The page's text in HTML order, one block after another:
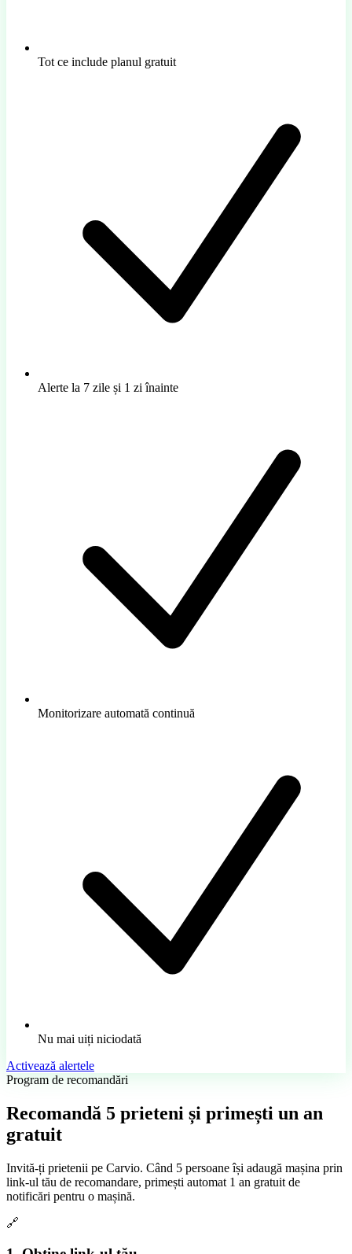
Tot ce include planul gratuit
Alerte la 7 zile și 1 zi înainte
Monitorizare automată continuă
Nu mai uiți niciodată
Activează alertele
Program de recomandări
Recomandă 5 prieteni și primești un an
gratuit
Invită-ți prietenii pe Carvio. Când 5 persoane își adaugă mașina prin
link-ul tău de recomandare, primești automat 1 an gratuit de
notificări pentru o mașină.
🔗